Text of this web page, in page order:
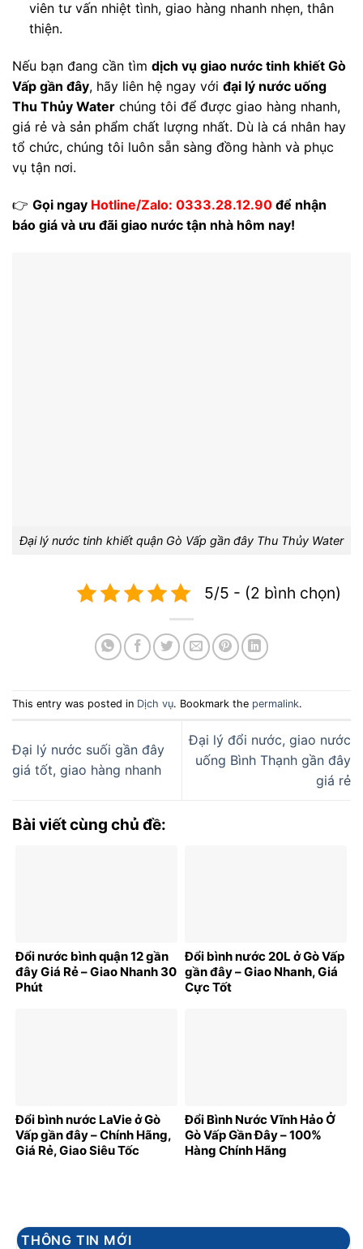
viên tư vấn nhiệt tình, giao hàng nhanh nhẹn, thân
thiện.
Nếu bạn đang cần tìm dịch vụ giao nước tinh khiết Gò
Vấp gần đây, hãy liên hệ ngay với đại lý nước uống
Thu Thủy Water chúng tôi để được giao hàng nhanh,
giá rẻ và sản phẩm chất lượng nhất. Dù là cá nhân hay
tổ chức, chúng tôi luôn sẵn sàng đồng hành và phục
vụ tận nơi.
👉 Gọi ngay Hotline/Zalo: 0333.28.12.90 để nhận
báo giá và ưu đãi giao nước tận nhà hôm nay!
Đại lý nước tinh khiết quận Gò Vấp gần đây Thu Thủy Water
5/5 - (2 bình chọn)
This entry was posted in Dịch vụ. Bookmark the permalink.
Đại lý nước suối gần đây
giá tốt, giao hàng nhanh
Đại lý đổi nước, giao nước
uống Bình Thạnh gần đây
giá rẻ
Bài viết cùng chủ đề:
Đổi nước bình quận 12 gần
đây Giá Rẻ – Giao Nhanh 30
Phút
Đổi bình nước 20L ở Gò Vấp
gần đây – Giao Nhanh, Giá
Cực Tốt
Đổi bình nước LaVie ở Gò
Vấp gần đây – Chính Hãng,
Giá Rẻ, Giao Siêu Tốc
Đổi Bình Nước Vĩnh Hảo Ở
Gò Vấp Gần Đây – 100%
Hàng Chính Hãng
THÔNG TIN MỚI